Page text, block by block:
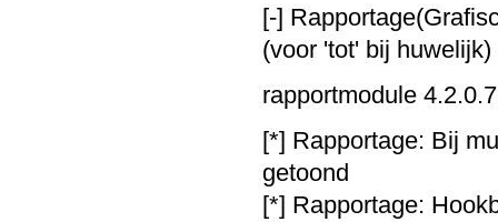
[-]
(voor 'tot' bij huwelijk)
rapportmodule
[*] Rapportage: Bij
getoond
[*] Rapportage: